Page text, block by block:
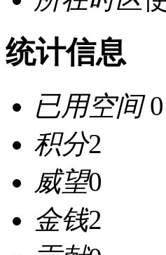
统计信息
已用空间0
积分2
威望0
金钱2